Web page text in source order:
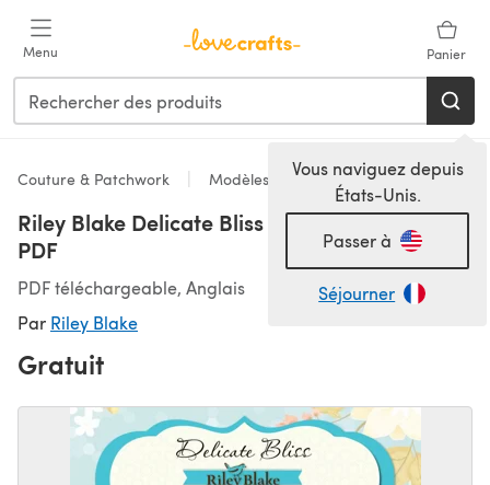
Menu Panier
Vous naviguez depuis
États-Unis.
Passer à
Séjourner
Couture & Patchwork Modèles
Riley Blake Delicate Bliss - Downloadable
PDF
PDF téléchargeable, Anglais
Par Riley Blake
Gratuit